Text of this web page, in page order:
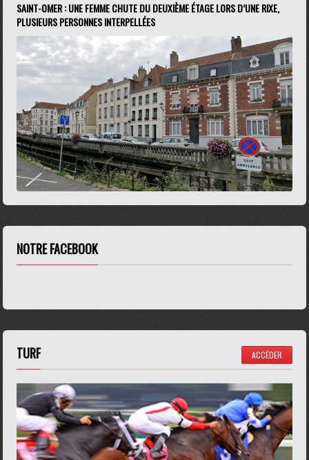
SAINT-OMER : UNE FEMME CHUTE DU DEUXIÈME ÉTAGE LORS D’UNE RIXE,
PLUSIEURS PERSONNES INTERPELLÉES
NOTRE FACEBOOK
TURF ACCÉDER